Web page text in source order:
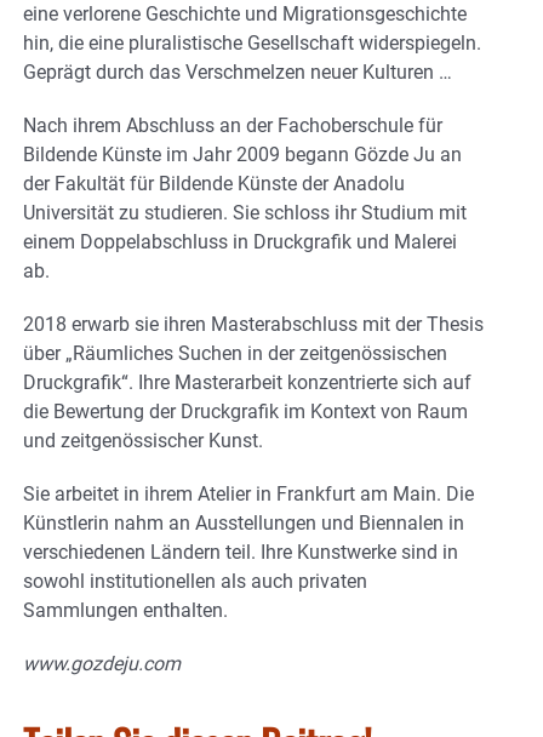
eine verlorene Geschichte und Migrationsgeschichte
hin, die eine pluralistische Gesellschaft widerspiegeln.
Geprägt durch das Verschmelzen neuer Kulturen …
Nach ihrem Abschluss an der Fachoberschule für
Bildende Künste im Jahr 2009 begann Gözde Ju an
der Fakultät für Bildende Künste der Anadolu
Universität zu studieren. Sie schloss ihr Studium mit
einem Doppelabschluss in Druckgrafik und Malerei
ab.
2018 erwarb sie ihren Masterabschluss mit der Thesis
über „Räumliches Suchen in der zeitgenössischen
Druckgrafik“. Ihre Masterarbeit konzentrierte sich auf
die Bewertung der Druckgrafik im Kontext von Raum
und zeitgenössischer Kunst.
Sie arbeitet in ihrem Atelier in Frankfurt am Main. Die
Künstlerin nahm an Ausstellungen und Biennalen in
verschiedenen Ländern teil. Ihre Kunstwerke sind in
sowohl institutionellen als auch privaten
Sammlungen enthalten.
www.gozdeju.com